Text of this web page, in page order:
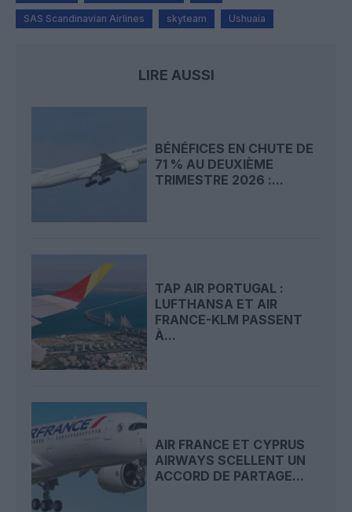
SAS Scandinavian Airlines skyteam Ushuaia
LIRE AUSSI
BÉNÉFICES EN CHUTE DE
71 % AU DEUXIÈME
TRIMESTRE 2026 :...
TAP AIR PORTUGAL :
LUFTHANSA ET AIR
FRANCE-KLM PASSENT
À...
AIR FRANCE ET CYPRUS
AIRWAYS SCELLENT UN
ACCORD DE PARTAGE...